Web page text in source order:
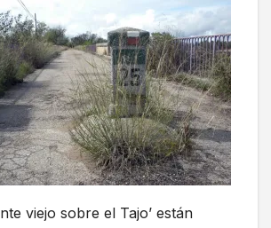
viejo sobre el Tajo’ están